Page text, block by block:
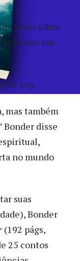
visão sobre
em
las hay.
mas também
Bonder disse
no mundo
suas
Bonder
(192 págs,
25 contos